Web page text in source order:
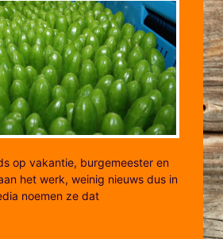
op vakantie, burgemeester en
het werk, weinig nieuws dus in
noemen ze dat